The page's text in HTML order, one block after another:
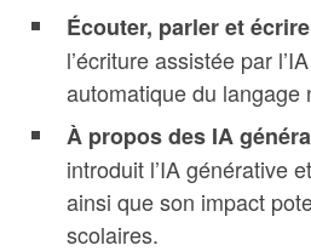
Écouter, parler et
l’écriture assistée par
automatique du langage
À propos des IA
introduit l’IA générative
ainsi que son impact
scolaires.